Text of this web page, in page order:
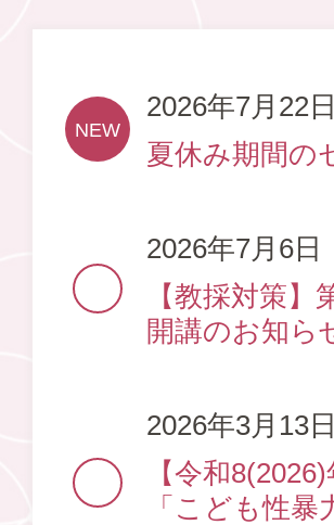
2026年7月22日
夏休み期間の
2026年7月6日
【教採対策
開講のお知ら
2026年3月13日
【令和
「こども性